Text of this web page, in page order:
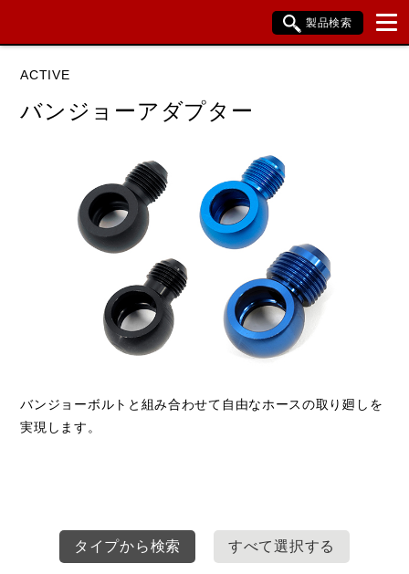
製品検索
データを準備しています。
閉じる
ACTIVE
バンジョーアダプター
バンジョーボルトと組み合わせて自由なホースの取り廻しを
実現します。
タイプから検索 すべて選択する